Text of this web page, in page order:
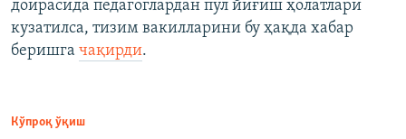
доирасида педагоглардан пул йиғиш ҳолатлари
кузатилса, тизим вакилларини бу ҳақда хабар
беришга чақирди.
Кўпроқ ўқиш